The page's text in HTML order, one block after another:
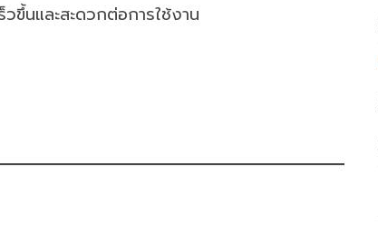
ขึ้นและสะดวกต่อการใช้งาน